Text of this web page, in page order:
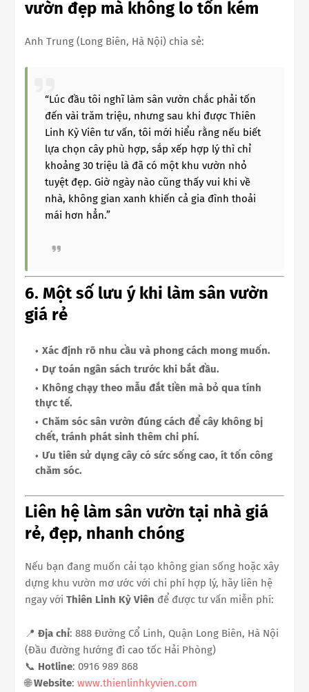
vườn đẹp mà không lo tốn kém
Anh Trung (Long Biên, Hà Nội) chia sẻ:
“Lúc đầu tôi nghĩ làm sân vườn chắc phải tốn
đến vài trăm triệu, nhưng sau khi được Thiên
Linh Kỳ Viên tư vấn, tôi mới hiểu rằng nếu biết
lựa chọn cây phù hợp, sắp xếp hợp lý thì chỉ
khoảng 30 triệu là đã có một khu vườn nhỏ
tuyệt đẹp. Giờ ngày nào cũng thấy vui khi về
nhà, không gian xanh khiến cả gia đình thoải
mái hơn hẳn.”
6. Một số lưu ý khi làm sân vườn
giá rẻ
Xác định rõ nhu cầu và phong cách mong muốn.
Dự toán ngân sách trước khi bắt đầu.
Không chạy theo mẫu đắt tiền mà bỏ qua tính
thực tế.
Chăm sóc sân vườn đúng cách để cây không bị
chết, tránh phát sinh thêm chi phí.
Ưu tiên sử dụng cây có sức sống cao, ít tốn công
chăm sóc.
Liên hệ làm sân vườn tại nhà giá
rẻ, đẹp, nhanh chóng
Nếu bạn đang muốn cải tạo không gian sống hoặc xây
dựng khu vườn mơ ước với chi phí hợp lý, hãy liên hệ
ngay với Thiên Linh Kỳ Viên để được tư vấn miễn phí:
📍 Địa chỉ: 888 Đường Cổ Linh, Quận Long Biên, Hà Nội
(Đầu đường hướng đi cao tốc Hải Phòng)
📞 Hotline: 0916 989 868
🌐Website: www.thienlinhkyvien.com